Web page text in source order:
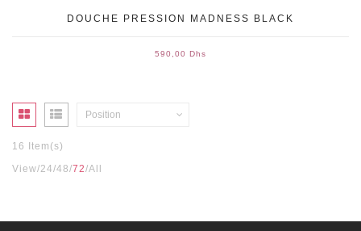
DOUCHE PRESSION MADNESS BLACK
590,00 Dhs
Position
16 Item(s)
View 24 48 72 All